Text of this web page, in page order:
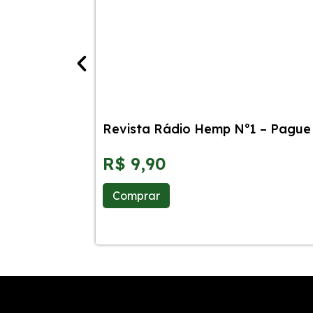
Revista Rádio Hemp Nº1 –
R$ 9,90
Comprar